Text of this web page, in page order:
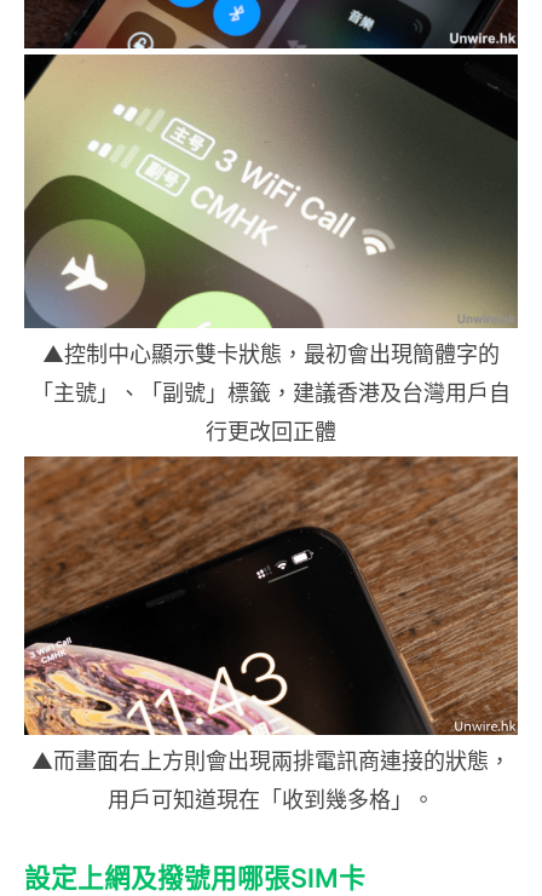
▲控制中心顯示雙卡狀態，最初會出現簡體字的
「主號」、「副號」標籤，建議香港及台灣用戶自
行更改回正體
▲而畫面右上方則會出現兩排電訊商連接的狀態，
用戶可知道現在「收到幾多格」。
設定上網及撥號用哪張SIM卡